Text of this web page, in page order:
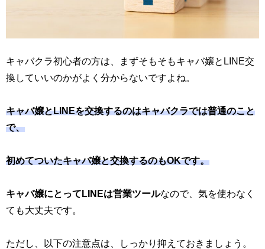
キャバクラ初心者の方は、まずそもそもキャバ嬢とLINE交
換していいのかがよく分からないですよね。
キャバ嬢とLINEを交換するのはキャバクラでは普通のこと
で、
初めてついたキャバ嬢と交換するのもOKです。
キャバ嬢にとってLINEは営業ツールなので、気を使わなく
ても大丈夫です。
ただし、以下の注意点は、しっかり抑えておきましょう。